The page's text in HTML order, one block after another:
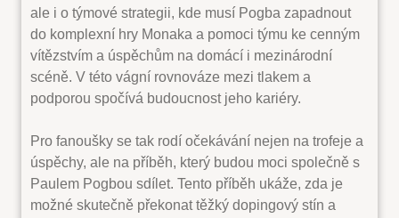
ale i o týmové strategii, kde musí Pogba zapadnout
do komplexní hry Monaka a pomoci týmu ke cenným
vítězstvím a úspěchům na domácí i mezinárodní
scéně. V této vágní rovnováze mezi tlakem a
podporou spočívá budoucnost jeho kariéry.
Pro fanoušky se tak rodí očekávání nejen na trofeje a
úspěchy, ale na příběh, který budou moci společně s
Paulem Pogbou sdílet. Tento příběh ukáže, zda je
možné skutečně překonat těžký dopingový stín a